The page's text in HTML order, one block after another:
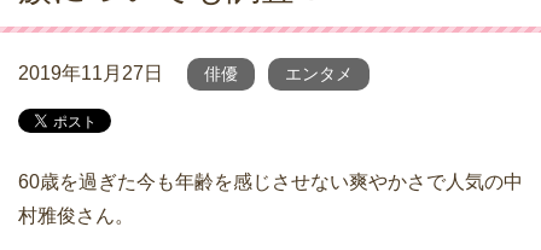
2019年11月27日 俳優 エンタメ
60歳を過ぎた今も年齢を感じさせない爽やかさで人気の中
村雅俊さん。